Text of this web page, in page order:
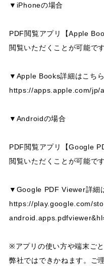
▼iPhoneの場合
PDF閲覧アプリ【Apple
閲覧いただくことが可能です
▼Apple Books詳細はこちら
https://apps.apple.com/jp/
▼Androidの場合
PDF閲覧アプリ【Google
閲覧いただくことが可能です
▼Google PDF Viewer詳細
https://play.google.com/
※アプリの使い方や端末ご
弊社ではできかねます。ご